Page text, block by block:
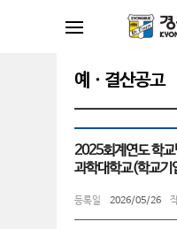
예ㆍ결산공고
2025회계연도 학
과학대학교(학교기
등록일 2026/05/26